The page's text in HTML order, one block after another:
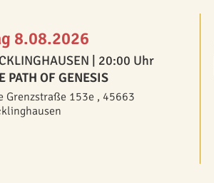
8.08.2026
| 20:00 Uhr
PATH OF GENESIS
Grenzstraße 153e , 45663